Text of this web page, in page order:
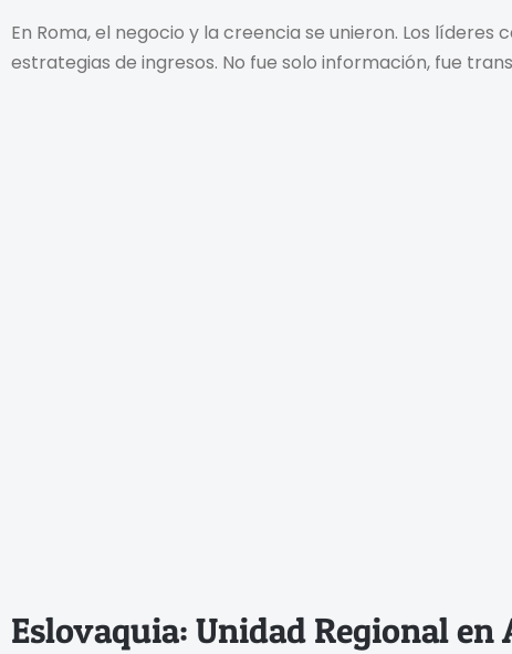
En Roma, el negocio y la creencia se unieron. Los
estrategias de ingresos. No fue solo información, fue
Eslovaquia: Unidad Regional en